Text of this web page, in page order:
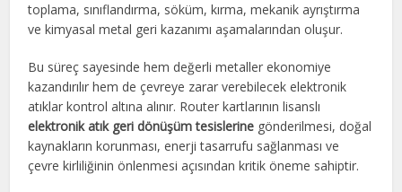
toplama, sınıflandırma, söküm, kırma, mekanik ayrıştırma
ve kimyasal metal geri kazanımı aşamalarından oluşur.
Bu süreç sayesinde hem değerli metaller ekonomiye
kazandırılır hem de çevreye zarar verebilecek elektronik
atıklar kontrol altına alınır. Router kartlarının lisanslı
elektronik atık geri dönüşüm tesislerine gönderilmesi, doğal
kaynakların korunması, enerji tasarrufu sağlanması ve
çevre kirliliğinin önlenmesi açısından kritik öneme sahiptir.